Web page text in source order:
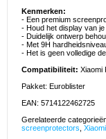
Kenmerken:
- Een premium
- Houd het display van
- Duidelijk ontwerp
- Met 9H
- Het is geen volledige
Compatibiliteit: Xiaomi
Pakket: Euroblister
EAN: 5714122462725
Gerelateerde
screenprotectors